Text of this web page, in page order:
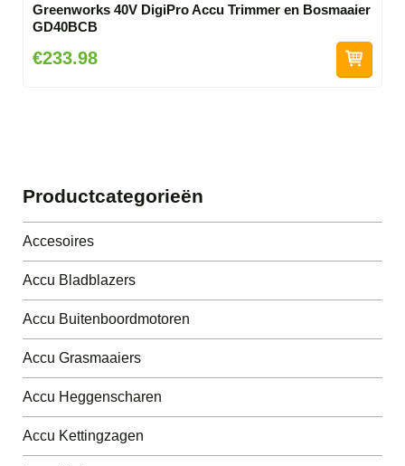
Greenworks 40V DigiPro Accu Trimmer en Bosmaaier
GD40BCB
€233.98
Productcategorieën
Accesoires
Accu Bladblazers
Accu Buitenboordmotoren
Accu Grasmaaiers
Accu Heggenscharen
Accu Kettingzagen